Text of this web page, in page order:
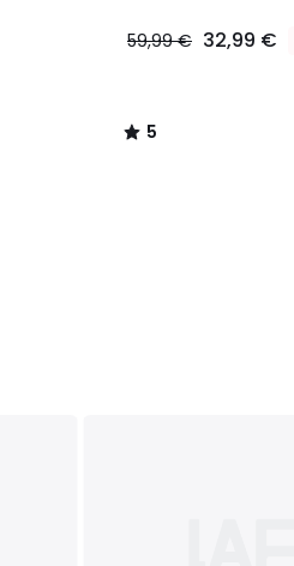
59,99 € 32,99 €
5
/